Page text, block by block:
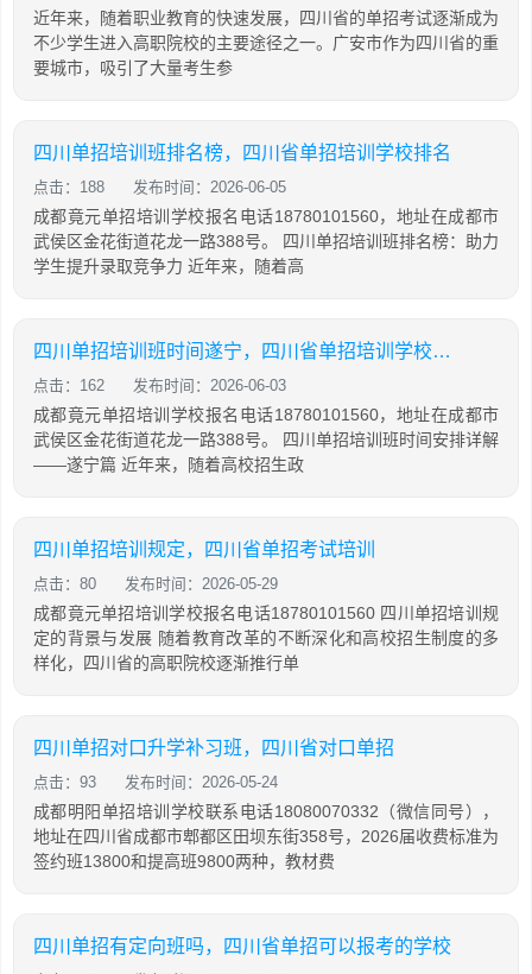
近年来，随着职业教育的快速发展，四川省的单招考试逐渐成为
不少学生进入高职院校的主要途径之一。广安市作为四川省的重
要城市，吸引了大量考生参
四川单招培训班排名榜，四川省单招培训学校排名
点击：188 发布时间：2026-06-05
成都竟元单招培训学校报名电话18780101560，地址在成都市
武侯区金花街道花龙一路388号。 四川单招培训班排名榜：助力
学生提升录取竞争力 近年来，随着高
四川单招培训班时间遂宁，四川省单招培训学校排名
点击：162 发布时间：2026-06-03
成都竟元单招培训学校报名电话18780101560，地址在成都市
武侯区金花街道花龙一路388号。 四川单招培训班时间安排详解
——遂宁篇 近年来，随着高校招生政
四川单招培训规定，四川省单招考试培训
点击：80 发布时间：2026-05-29
成都竟元单招培训学校报名电话18780101560 四川单招培训规
定的背景与发展 随着教育改革的不断深化和高校招生制度的多
样化，四川省的高职院校逐渐推行单
四川单招对口升学补习班，四川省对口单招
点击：93 发布时间：2026-05-24
成都明阳单招培训学校联系电话18080070332（微信同号），
地址在四川省成都市郫都区田坝东街358号，2026届收费标准为
签约班13800和提高班9800两种，教材费
四川单招有定向班吗，四川省单招可以报考的学校